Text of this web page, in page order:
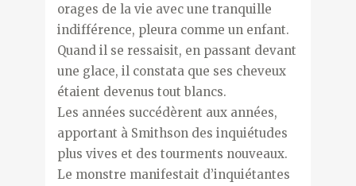
orages de la vie avec une tranquille
indifférence, pleura comme un enfant.
Quand il se ressaisit, en passant devant
une glace, il constata que ses cheveux
étaient devenus tout blancs.
Les années succédèrent aux années,
apportant à Smithson des inquiétudes
plus vives et des tourments nouveaux.
Le monstre manifestait d’inquiétantes